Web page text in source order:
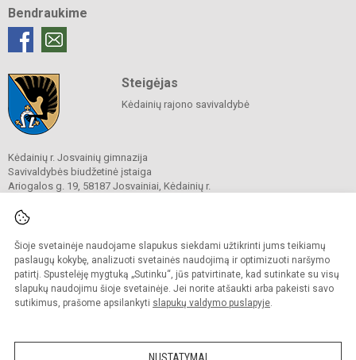
Šioje svetainėje naudojame slapukus siekdami užtikrinti jums teikiamų
paslaugų kokybę, analizuoti svetainės naudojimą ir optimizuoti naršymo
patirtį. Spustelėję mygtuką „Sutinku“, jūs patvirtinate, kad sutinkate su visų
slapukų naudojimu šioje svetainėje. Jei norite atšaukti arba pakeisti savo
sutikimus, prašome apsilankyti slapukų valdymo puslapyje.
NUSTATYMAI
Bendraukime
Steigėjas
Kėdainių rajono savivaldybė
Kėdainių r. Josvainių gimnazija
Savivaldybės biudžetinė įstaiga
Ariogalos g. 19, 58187 Josvainiai, Kėdainių r.
El. p.
Duomenys kaupiami ir saugomi
Juridinių asmenų registre
Įmonės kodas 191018728
Kopijuoti turinį be raštiško gimnazijos sutikimo griežtai draudžiama.